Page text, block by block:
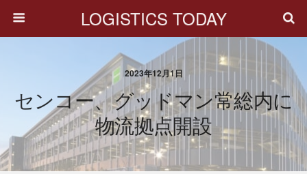
LOGISTICS TODAY
2023年12月1日
センコー、グッドマン常総内に
物流拠点開設